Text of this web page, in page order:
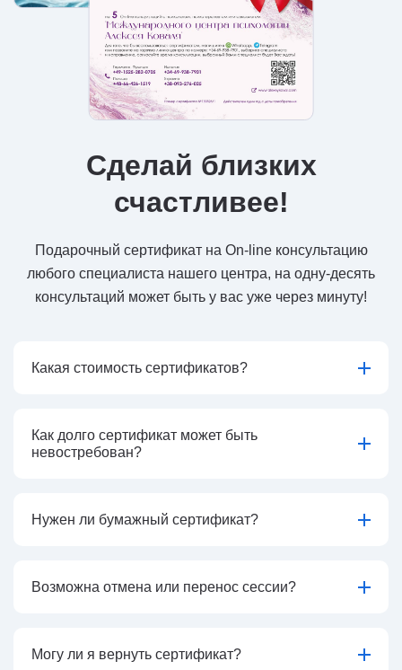
Сделай близких
счастливее!
Подарочный сертификат на On-line консультацию
любого специалиста нашего центра, на одну-десять
консультаций может быть у вас уже через минуту!
Какая стоимость сертификатов?
Как долго сертификат может быть
невостребован?
Нужен ли бумажный сертификат?
Возможна отмена или перенос сессии?
Могу ли я вернуть сертификат?